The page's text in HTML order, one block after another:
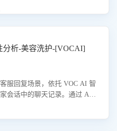
确责任归属，提供可落地的改
铺整体服务质量。
分析-美容洗护-[VOCAI]
服回复场景，依托 VOC AI 智
会话中的聊天记录。通过 AI
对性改进策略，助力商家快速